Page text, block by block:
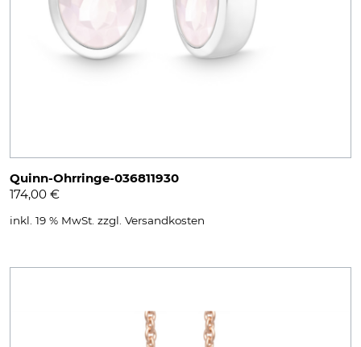
Quinn-Ohrringe-036811930
174,00 €
inkl. 19 % MwSt. zzgl. Versandkosten